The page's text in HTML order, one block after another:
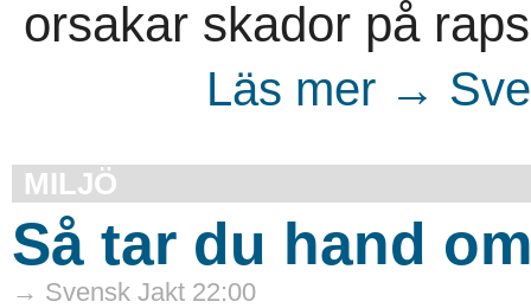
orsakar skador på
Läs mer →
MILJÖ
Så tar du hand
→ Svensk Jakt 22:00